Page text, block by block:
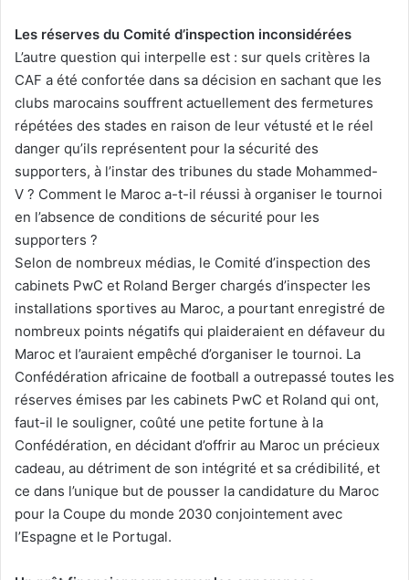
Les réserves du Comité d’inspection inconsidérées
L’autre question qui interpelle est : sur quels critères la
CAF a été confortée dans sa décision en sachant que les
clubs marocains souffrent actuellement des fermetures
répétées des stades en raison de leur vétusté et le réel
danger qu’ils représentent pour la sécurité des
supporters, à l’instar des tribunes du stade Mohammed-
V ? Comment le Maroc a-t-il réussi à organiser le tournoi
en l’absence de conditions de sécurité pour les
supporters ?
Selon de nombreux médias, le Comité d’inspection des
cabinets PwC et Roland Berger chargés d’inspecter les
installations sportives au Maroc, a pourtant enregistré de
nombreux points négatifs qui plaideraient en défaveur du
Maroc et l’auraient empêché d’organiser le tournoi. La
Confédération africaine de football a outrepassé toutes les
réserves émises par les cabinets PwC et Roland qui ont,
faut-il le souligner, coûté une petite fortune à la
Confédération, en décidant d’offrir au Maroc un précieux
cadeau, au détriment de son intégrité et sa crédibilité, et
ce dans l’unique but de pousser la candidature du Maroc
pour la Coupe du monde 2030 conjointement avec
l’Espagne et le Portugal.